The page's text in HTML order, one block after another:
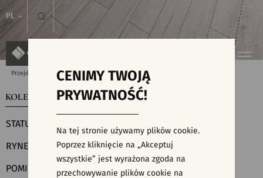
PL
Przejdź do strony głównej Kolekcje
KOLEKCJE WYSZUKIWARKA PŁYTEK
STATUS
RYNEK
POMIESZCZENIE
CENIMY TWOJĄ
PRYWATNOŚĆ!
Na tej stronie używamy plików cookie.
Poprzez kliknięcie na „Akceptuj
wszystkie” jest wyrażona zgoda na
przechowywanie plików cookie na